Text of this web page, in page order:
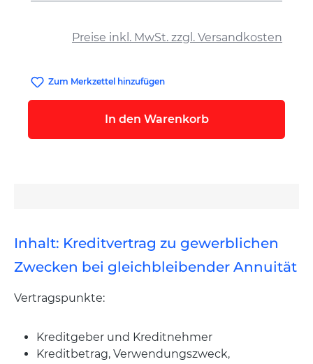
Preise inkl. MwSt. zzgl. Versandkosten
Zum Merkzettel hinzufügen
In den Warenkorb
Inhalt: Kreditvertrag zu gewerblichen
Zwecken bei gleichbleibender Annuität
Vertragspunkte:
Kreditgeber und Kreditnehmer
Kreditbetrag, Verwendungszweck,